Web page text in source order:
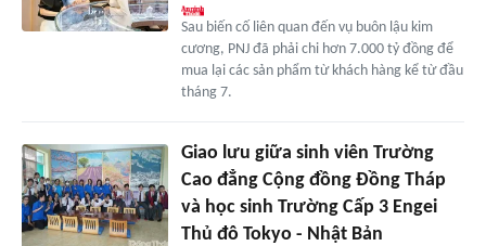
Sau biến cố liên quan đến vụ buôn lậu kim
cương, PNJ đã phải chi hơn 7.000 tỷ đồng để
mua lại các sản phẩm từ khách hàng kể từ đầu
tháng 7.
Giao lưu giữa sinh viên Trường
Cao đẳng Cộng đồng Đồng Tháp
và học sinh Trường Cấp 3 Engei
Thủ đô Tokyo - Nhật Bản